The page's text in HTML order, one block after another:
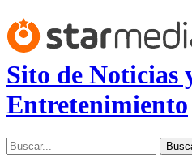
Sito de Noticias
Entretenimiento